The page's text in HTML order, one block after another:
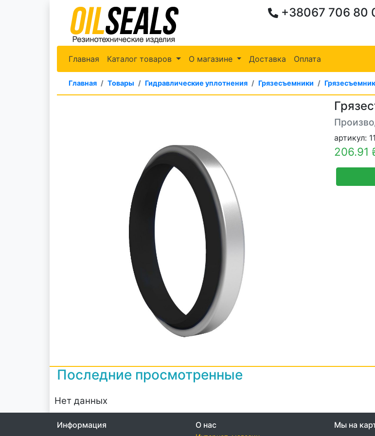
+38067 706 80
Главная Каталог товаров О магазине Доставка Оплата
Главная Товары Гидравлические уплотнения Грязесъемники
артикул:
206.91
Последние просмотренные
Нет данных
Информация
О нас Мы на